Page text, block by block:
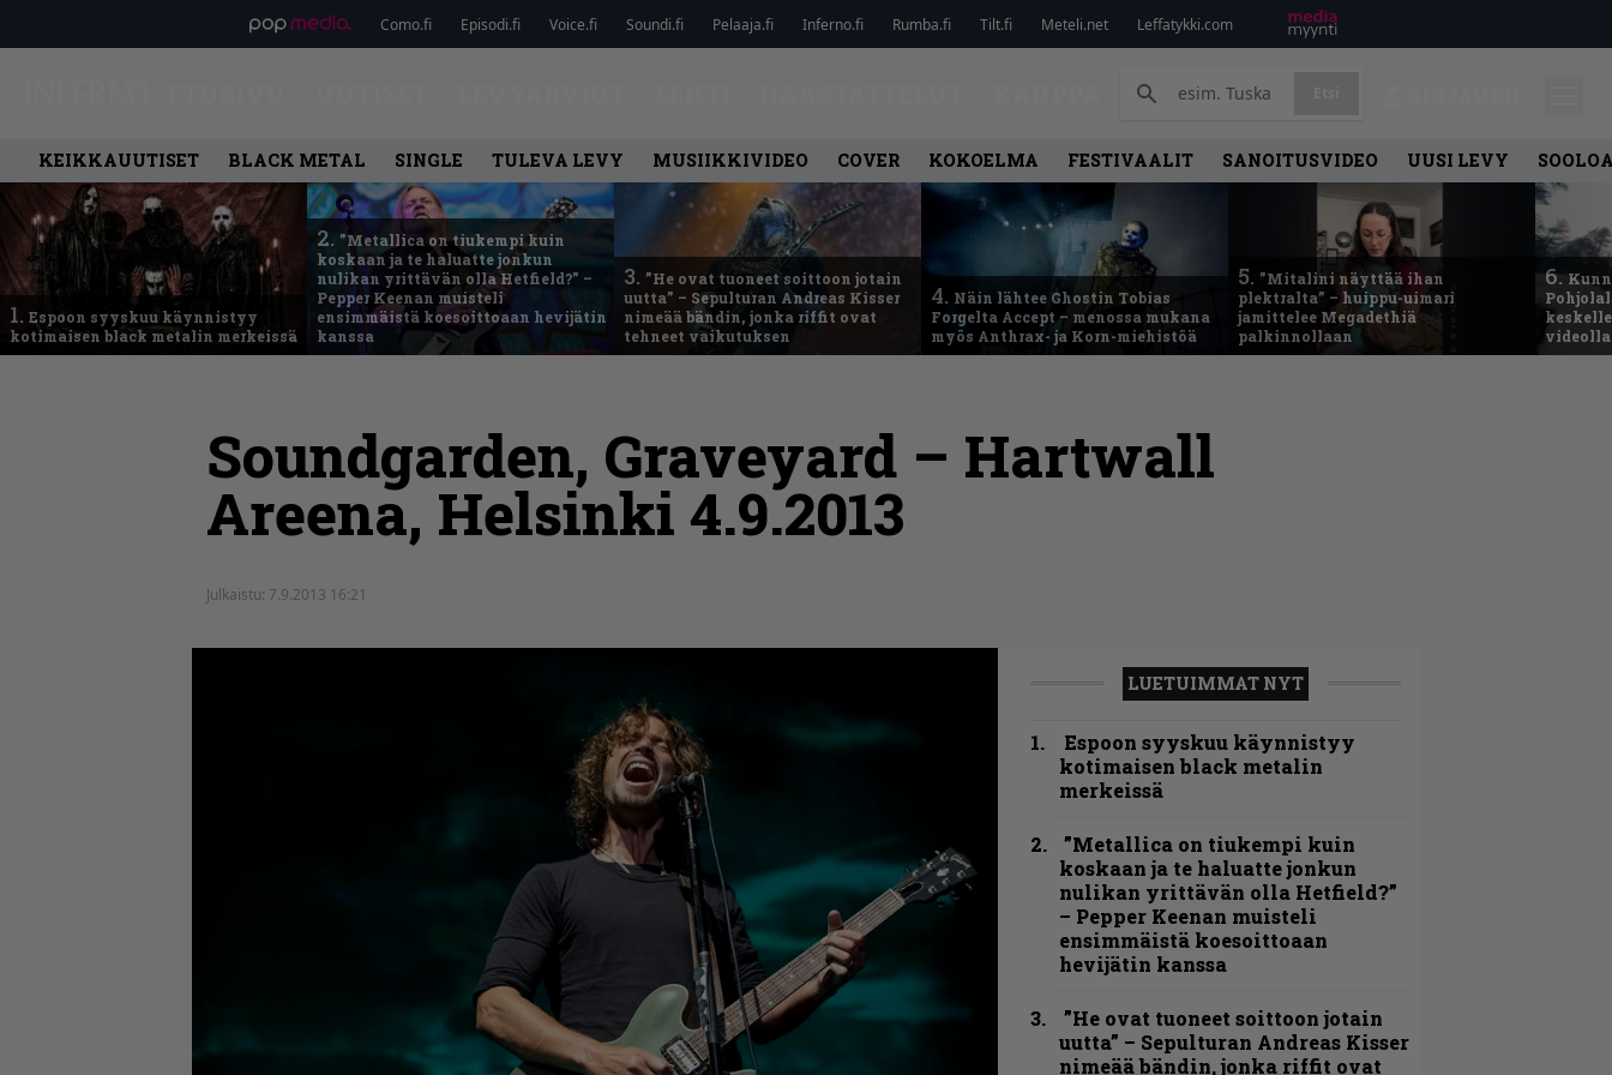
Como.fi Episodi.fi Voice.fi Soundi.fi Pelaaja.fi Inferno.fi Rumba.fi Tilt.fi Meteli.net Leffatykki.com
KEIKKAUUTISET BLACK METAL SINGLE TULEVA LEVY MUSIIKKIVIDEO COVER KOKOELMA FESTIVAALIT SANOITUSVIDEO UUSI LEVY
1. Espoon syyskuu käynnistyy
kotimaisen black metalin merkeissä
2. ”Metallica on tiukempi kuin
koskaan ja te haluatte jonkun
nulikan yrittävän olla Hetfield?” –
Pepper Keenan muisteli
ensimmäistä koesoittoaan hevijätin
kanssa
3. ”He ovat tuoneet soittoon jotain
uutta” – Sepulturan Andreas Kisser
nimeää bändin, jonka riffit ovat
tehneet vaikutuksen
4. Näin lähtee Ghostin Tobias
Forgelta Accept – menossa mukana
myös Anthrax- ja Korn-miehistöä
5. ”Mitalini näyttää ihan
plektralta” – huippu-uimari
jamittelee Megadethiä
palkinnollaan
6.
Soundgarden, Graveyard – Hartwall
Areena, Helsinki 4.9.2013
Julkaistu: 7.9.2013 16:21
LUETUIMMAT NYT
Espoon syyskuu käynnistyy
kotimaisen black metalin
merkeissä
”Metallica on tiukempi kuin
koskaan ja te haluatte jonkun
nulikan yrittävän olla Hetfield?”
– Pepper Keenan muisteli
ensimmäistä koesoittoaan
hevijätin kanssa
”He ovat tuoneet soittoon jotain
uutta” – Sepulturan Andreas Kisser
nimeää bändin, jonka riffit ovat